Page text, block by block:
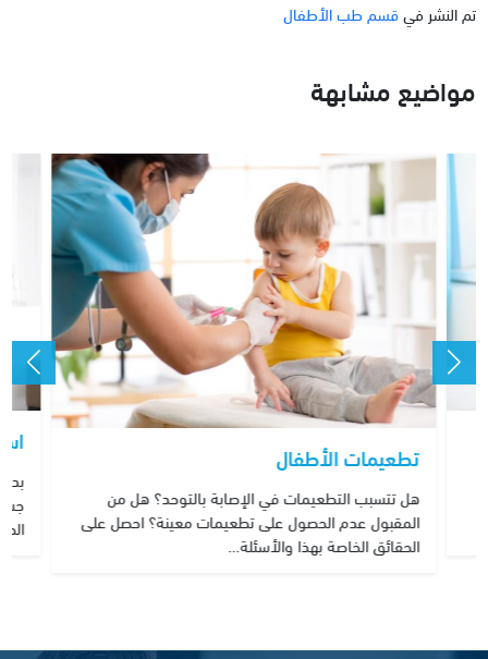
تم النشر فيقسم طب الأطفال
مواضيع مشابهة
تطعيمات الأطفال
هل تتسبب التطعيمات في الإصابة بالتوحد؟ هل من
المقبول عدم الحصول على تطعيمات معينة؟ احصل على
الحقائق الخاصة بهذا والأسئلة…